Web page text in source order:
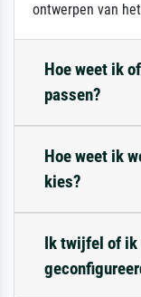
ontwerpen van
Hoe weet ik
passen?
Hoe weet ik
kies?
Ik twijfel of ik